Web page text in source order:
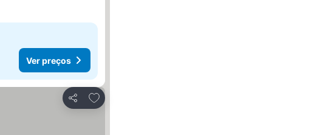
Ver preços
Partilhar
Adicionar aos favoritos